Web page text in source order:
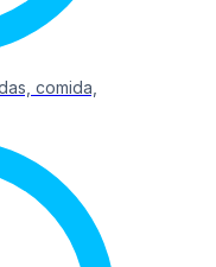
comida,